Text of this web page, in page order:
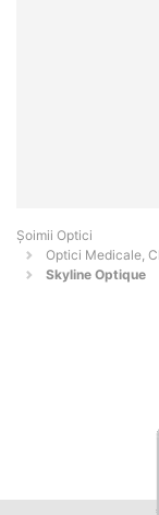
Șoimii Optici
Optici Medicale,
Skyline Optique